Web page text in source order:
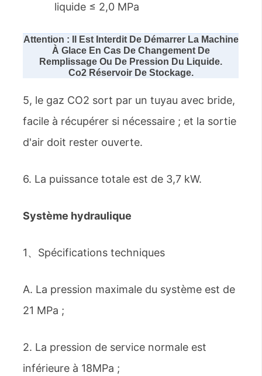
liquide ≤ 2,0 MPa
Attention : Il Est Interdit De Démarrer La Machine
À Glace En Cas De Changement De
Remplissage Ou De Pression Du Liquide.
Co2Réservoir De Stockage.
5, le gaz CO2 sort par un tuyau avec bride,
facile à récupérer si nécessaire ; et la sortie
d'air doit rester ouverte.
6. La puissance totale est de 3,7 kW.
Système hydraulique
1、Spécifications techniques
A. La pression maximale du système est de
21 MPa ;
2. La pression de service normale est
inférieure à 18MPa ;